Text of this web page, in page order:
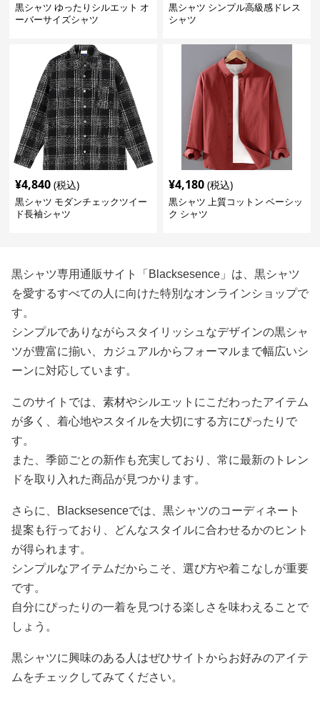
黒シャツ ゆったりシルエット オ
ーバーサイズシャツ
黒シャツ シンプル高級感ドレス
シャツ
¥4,840 (税込)
黒シャツ モダンチェックツイー
ド長袖シャツ
¥4,180 (税込)
黒シャツ 上質コットン ベーシッ
ク シャツ
黒シャツ専用通販サイト「Blacksesence」は、黒シャツ
を愛するすべての人に向けた特別なオンラインショップで
す。
シンプルでありながらスタイリッシュなデザインの黒シャ
ツが豊富に揃い、カジュアルからフォーマルまで幅広いシ
ーンに対応しています。
このサイトでは、素材やシルエットにこだわったアイテム
が多く、着心地やスタイルを大切にする方にぴったりで
す。
また、季節ごとの新作も充実しており、常に最新のトレン
ドを取り入れた商品が見つかります。
さらに、Blacksesenceでは、黒シャツのコーディネート
提案も行っており、どんなスタイルに合わせるかのヒント
が得られます。
シンプルなアイテムだからこそ、選び方や着こなしが重要
です。
自分にぴったりの一着を見つける楽しさを味わえることで
しょう。
黒シャツに興味のある人はぜひサイトからお好みのアイテ
ムをチェックしてみてください。